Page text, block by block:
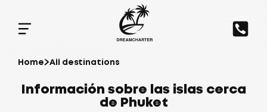
Home All destinations
Información sobre las islas cerca
de Phuket